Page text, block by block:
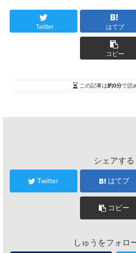
Twitter はてブ
コピー
この記事は約0分で読
シェアする
Twitter はてブ
コピー
しゅうをフォロ